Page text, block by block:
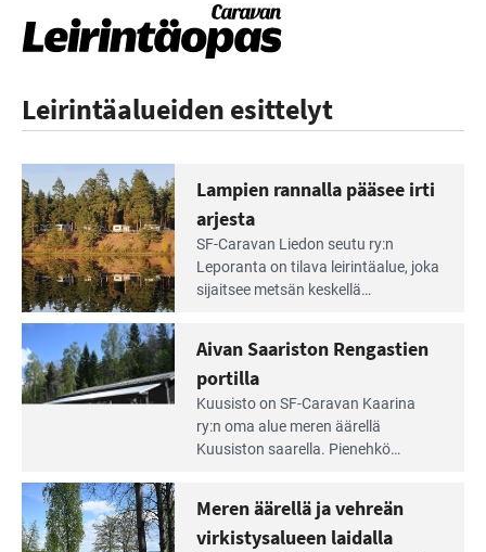
Leirintäalueiden esittelyt
Lue
Leirintäoppaan
artikkeli:
Lampien
rannalla
pääsee
irti
arjesta
Lampien rannalla pääsee irti
arjesta
SF-Caravan Liedon seutu ry:n
Leporanta on tilava leirintäalue, joka
sijaitsee metsän kes­kellä
tarjoaa ympäris­töineen kauniit
maisemat ja loistavat virkistäytymis­
mahdollisuudet.
Lue
Saariston
Rengastien
portilla
Aivan Saariston Rengastien
portilla
Kuusisto on SF-Caravan Kaarina
ry:n oma alue meren äärellä
Kuusiston saarella. Pie­nehkö
Meren äärellä ja vehreän
virkistysalueen laidalla